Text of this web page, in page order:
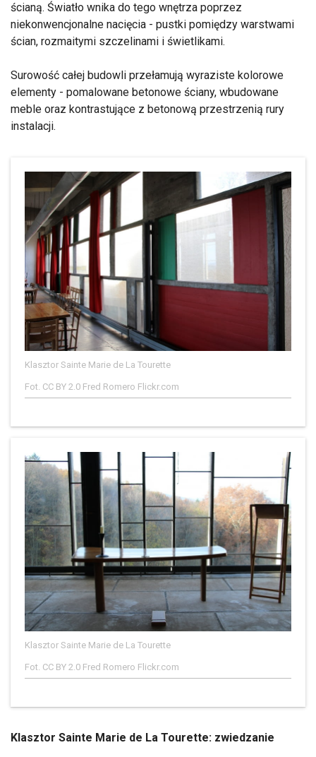
ścianą. Światło wnika do tego wnętrza poprzez
niekonwencjonalne nacięcia - pustki pomiędzy warstwami
ścian, rozmaitymi szczelinami i świetlikami.
Surowość całej budowli przełamują wyraziste kolorowe
elementy - pomalowane betonowe ściany, wbudowane
meble oraz kontrastujące z betonową przestrzenią rury
instalacji.
Klasztor Sainte Marie de La Tourette
Fot. CC BY 2.0 Fred Romero Flickr.com
Klasztor Sainte Marie de La Tourette
Fot. CC BY 2.0 Fred Romero Flickr.com
Klasztor Sainte Marie de La Tourette: zwiedzanie